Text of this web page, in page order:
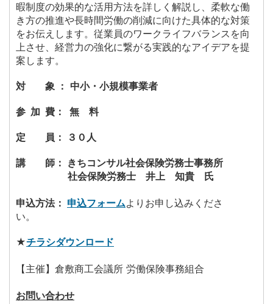
暇制度の効果的な活用方法を詳しく解説し、柔軟な働
き方の推進や長時間労働の削減に向けた具体的な対策
をお伝えします。従業員のワークライフバランスを向
上させ、経営力の強化に繋がる実践的なアイデアを提
案します。
対 象 ： 中小・小規模事業者
参 加 費： 無 料
定 員： ３０人
講 師： きちコンサル社会保険労務士事務所
社会保険労務士 井上 知貴 氏
申込方法： 申込フォームよりお申し込みくださ
い。
★チラシダウンロード
【主催】倉敷商工会議所 労働保険事務組合
お問い合わせ